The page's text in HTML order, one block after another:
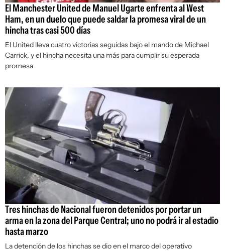
El Manchester United de Manuel Ugarte enfrenta al West
Ham, en un duelo que puede saldar la promesa viral de un
hincha tras casi 500 días
El United lleva cuatro victorias seguidas bajo el mando de Michael
Carrick, y el hincha necesita una más para cumplir su esperada
promesa
Tres hinchas de Nacional fueron detenidos por portar un
arma en la zona del Parque Central; uno no podrá ir al estadio
hasta marzo
La detención de los hinchas se dio en el marco del operativo